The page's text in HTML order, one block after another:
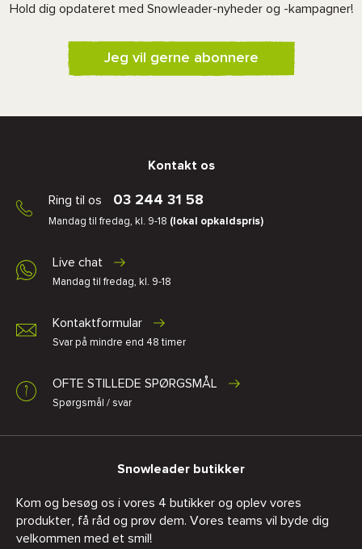
Hold dig opdateret med Snowleader-nyheder og -kampagner!
Jeg vil gerne abonnere
Kontakt os
Ring til os 03 244 31 58
Mandag til fredag, kl. 9-18 (lokal opkaldspris)
Live chat
Mandag til fredag, kl. 9-18
Kontaktformular
Svar på mindre end 48 timer
OFTE STILLEDE SPØRGSMÅL
Spørgsmål / svar
Snowleader butikker
Kom og besøg os i vores 4 butikker og oplev vores
produkter, få råd og prøv dem. Vores teams vil byde dig
velkommen med et smil!